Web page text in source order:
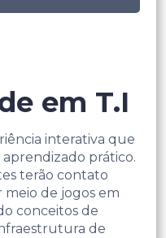
em T.I
interativa que
prático.
terão contato
de jogos em
conceitos de
de